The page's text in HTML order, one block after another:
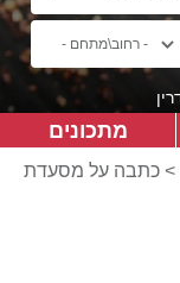
מתכונים
> כתבה על מסעדת